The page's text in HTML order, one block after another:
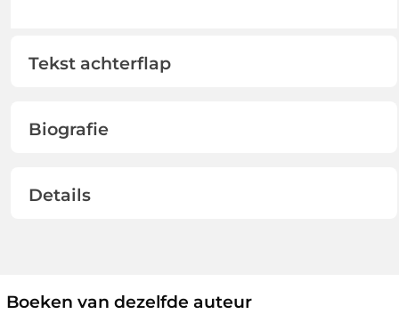
Tekst achterflap
Biografie
Details
Boeken van dezelfde auteur